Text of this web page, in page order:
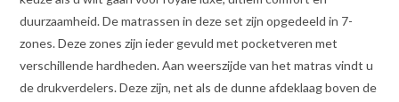
duurzaamheid. De matrassen in deze set zijn opgedeeld in 7-
zones. Deze zones zijn ieder gevuld met pocketveren met
verschillende hardheden. Aan weerszijde van het matras vindt u
de drukverdelers. Deze zijn, net als de dunne afdeklaag boven de